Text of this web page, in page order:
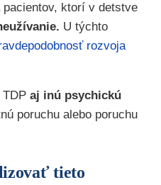
ktorí v detstve
U týchto
rozvoja
aj inú psychickú
poruchu alebo poruchu
tieto